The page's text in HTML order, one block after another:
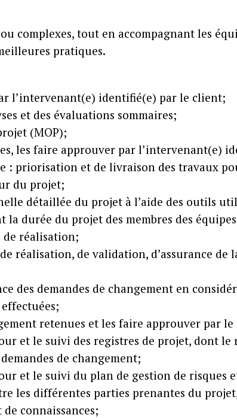
complexes, tout en accompagnant les
pratiques.
l’intervenant(e) identifié(e) par le client;
et des évaluations sommaires;
(MOP);
les faire approuver par l’intervenant(e)
: priorisation et de livraison des travaux
du projet;
détaillée du projet à l’aide des outils
la durée du projet des membres des
de réalisation;
de réalisation, de validation, d’assurance
des demandes de changement en
retenues et les faire approuver par
et le suivi des registres de projet, dont
de changement;
et le suivi du plan de gestion de risques
les différentes parties prenantes du
connaissances;